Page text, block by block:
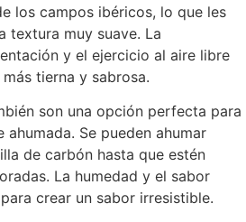
los campos ibéricos, lo que les
textura muy suave. La
y el ejercicio al aire libre
tierna y sabrosa.
son una opción perfecta para
ahumada. Se pueden ahumar
de carbón hasta que estén
La humedad y el sabor
crear un sabor irresistible.